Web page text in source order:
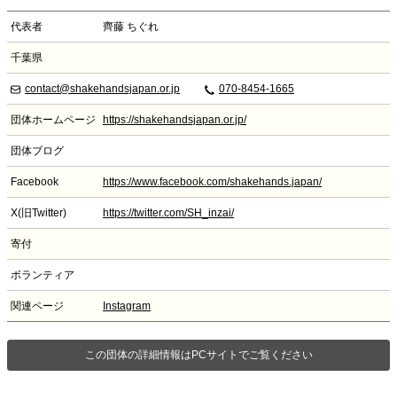
代表者 齊藤 ちぐれ
千葉県
contact@shakehandsjapan.or.jp 070-8454-1665
団体ホームページ https://shakehandsjapan.or.jp/
団体ブログ
Facebook https://www.facebook.com/shakehands.japan/
X(旧Twitter) https://twitter.com/SH_inzai/
寄付
ボランティア
関連ページ Instagram
この団体の詳細情報はPCサイトでご覧ください